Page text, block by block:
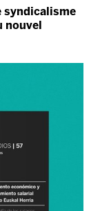
syndicalisme
nouvel